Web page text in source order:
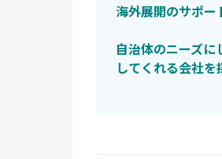
海外展開のサポ
自治体のニーズ
してくれる会社